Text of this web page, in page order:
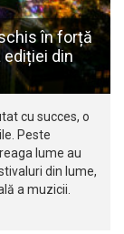
în forță
ediției din
cu succes, o
Peste
lume au
din lume,
a muzicii.